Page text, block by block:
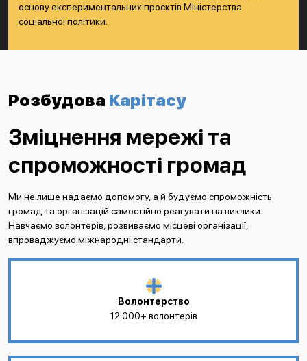
основу експериментальних проєктів Міністерства
соціальної політики.
Розбудова Карітасу
Зміцнення мережі та
спроможності громад
Ми не лише надаємо допомогу, а й будуємо спроможність
громад та організацій самостійно реагувати на виклики.
Навчаємо волонтерів, розвиваємо місцеві організації,
впроваджуємо міжнародні стандарти.
Волонтерство
12 000+ волонтерів